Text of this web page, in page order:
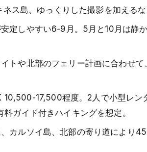
ス島、ゆっくりした撮影を加えるな
定しやすい6-9月。5月と10月は静
トや北部のフェリー計画に合わせ
10,500-17,500程度。2人で小型レ
ガイド付きハイキングを想定。
カルソイ島、北部の寄り道により